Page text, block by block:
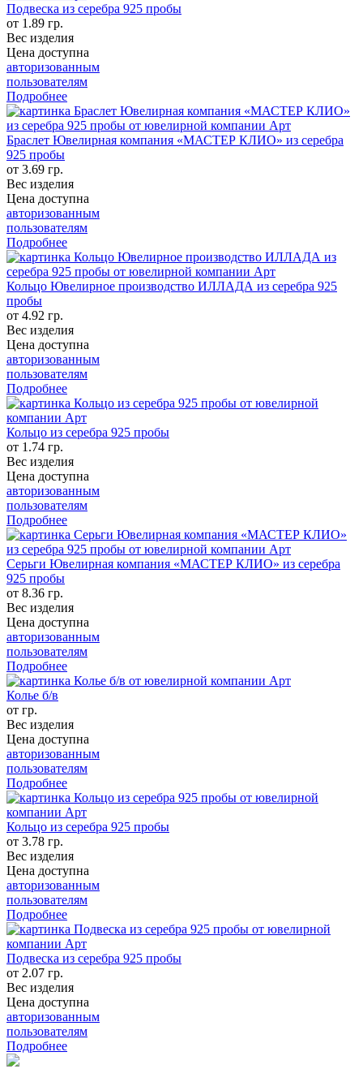
Подвеска из серебра 925 пробы
от 1.89 гр.
Вес изделия
Цена доступна
авторизованным
пользователям
Подробнее
Браслет Ювелирная компания «МАСТЕР КЛИО» из серебра
925 пробы
от 3.69 гр.
Вес изделия
Цена доступна
авторизованным
пользователям
Подробнее
Кольцо Ювелирное производство ИЛЛАДА из серебра 925
пробы
от 4.92 гр.
Вес изделия
Цена доступна
авторизованным
пользователям
Подробнее
Кольцо из серебра 925 пробы
от 1.74 гр.
Вес изделия
Цена доступна
авторизованным
пользователям
Подробнее
Серьги Ювелирная компания «МАСТЕР КЛИО» из серебра
925 пробы
от 8.36 гр.
Вес изделия
Цена доступна
авторизованным
пользователям
Подробнее
Колье б/в
от гр.
Вес изделия
Цена доступна
авторизованным
пользователям
Подробнее
Кольцо из серебра 925 пробы
от 3.78 гр.
Вес изделия
Цена доступна
авторизованным
пользователям
Подробнее
Подвеска из серебра 925 пробы
от 2.07 гр.
Вес изделия
Цена доступна
авторизованным
пользователям
Подробнее